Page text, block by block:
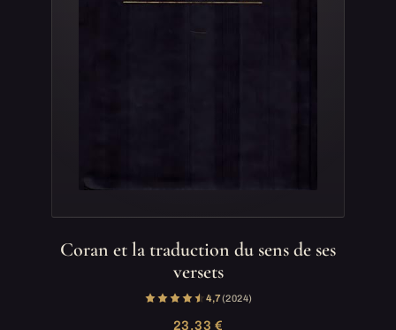
Coran et la traduction du sens de ses
versets
4,7(2 024)
23,33 €